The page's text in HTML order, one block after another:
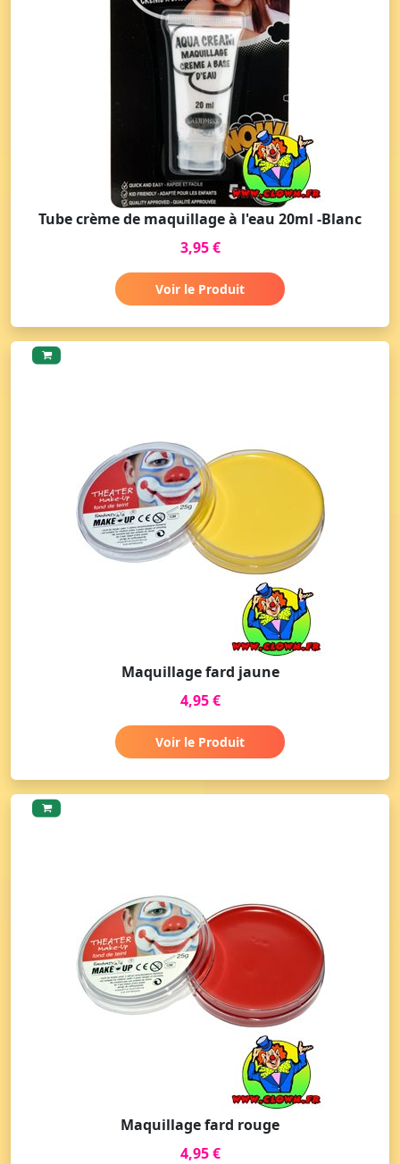
Tube crème de maquillage à l'eau 20ml -Blanc
3,95 €
Voir le Produit
Maquillage fard jaune
4,95 €
Voir le Produit
Maquillage fard rouge
4,95 €